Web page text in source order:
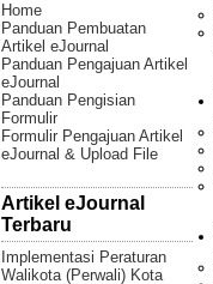
Home
Panduan Pembuatan
Artikel eJournal
Panduan Pengajuan Artikel
eJournal
Panduan Pengisian
Formulir
Formulir Pengajuan Artikel
eJournal & Upload File
Artikel eJournal
Terbaru
Implementasi Peraturan
Walikota (Perwali) Kota